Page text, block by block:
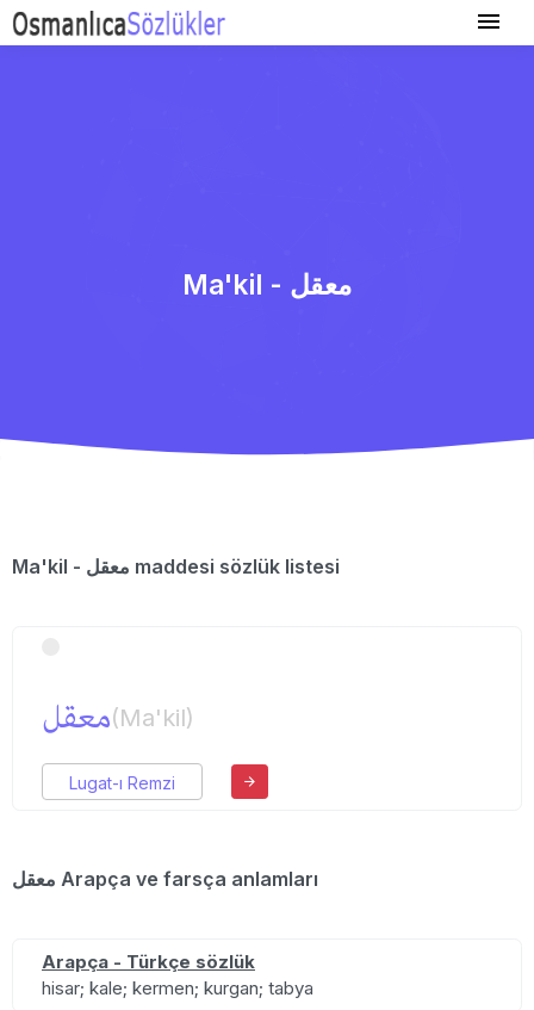
Ma'kil - معقل
Ma'kil - معقل maddesi sözlük listesi
معقل(Ma'kil)
Lugat-ı Remzi
معقل Arapça ve farsça anlamları
Arapça - Türkçe sözlük
hisar; kale; kermen; kurgan; tabya